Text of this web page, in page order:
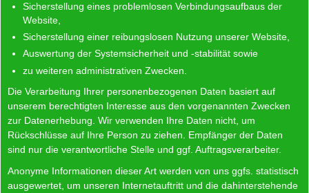
Sicherstellung eines problemlosen Verbindungsaufbaus der
Website,
Sicherstellung einer reibungslosen Nutzung unserer Website,
Auswertung der Systemsicherheit und -stabilität sowie
zu weiteren administrativen Zwecken.
Die Verarbeitung Ihrer personenbezogenen Daten basiert auf
unserem berechtigten Interesse aus den vorgenannten Zwecken
zur Datenerhebung. Wir verwenden Ihre Daten nicht, um
Rückschlüsse auf Ihre Person zu ziehen. Empfänger der Daten
sind nur die verantwortliche Stelle und ggf. Auftragsverarbeiter.
Anonyme Informationen dieser Art werden von uns ggfs. statistisch
ausgewertet, um unseren Internetauftritt und die dahinterstehende